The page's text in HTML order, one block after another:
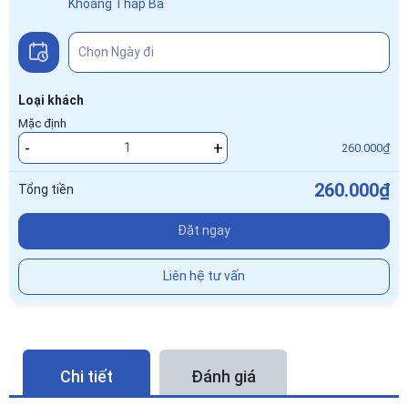
Khoáng Tháp Bà
Loại khách
Mặc định
- + 260.000₫
Tổng tiền 260.000₫
Đặt ngay
Liên hệ tư vấn
Chi tiết Đánh giá